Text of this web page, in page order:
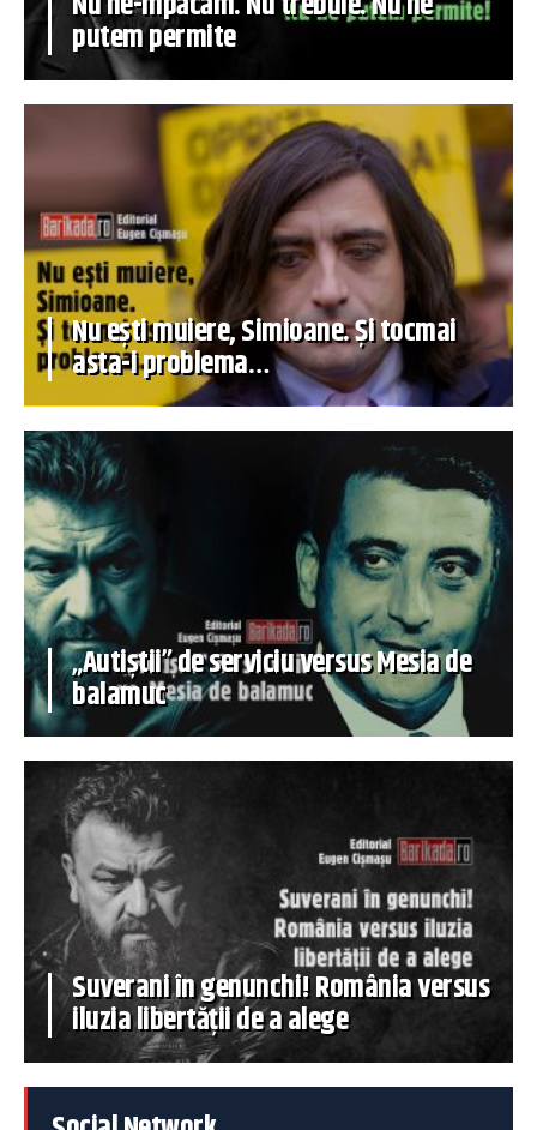
putem permite
Nu ești muiere, Simioane. Și tocmai
asta-i problema…
„Autiștii” de serviciu versus Mesia de
balamuc
Suverani în genunchi! România versus
iluzia libertății de a alege